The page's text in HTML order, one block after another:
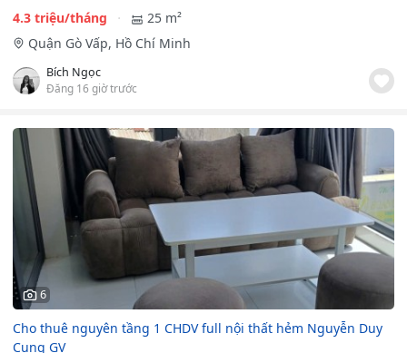
4.3 triệu/tháng
25 m²
Quận Gò Vấp, Hồ Chí Minh
Bích Ngọc
Đăng 16 giờ trước
6
Cho thuê nguyên tầng 1 CHDV full nội thất hẻm Nguyễn Duy
Cung GV